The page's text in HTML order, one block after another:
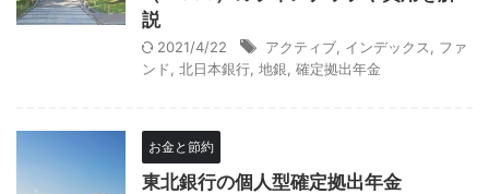
説
2021/4/22 アクティブ インデックス
ファ
ンド
北日本銀行 地銀 確定拠出年金
お金と節約
東北銀行の個人型確定拠出年金